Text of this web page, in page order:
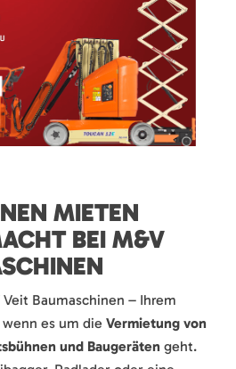
MIETEN
BEI M&V
Baumaschinen – Ihrem
es um die Vermietung von
und Baugeräten geht.